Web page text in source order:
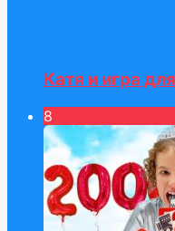
Катя и игра
8